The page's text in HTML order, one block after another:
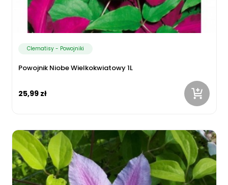
Clematisy - Powojniki
Powojnik Niobe Wielkokwiatowy 1L
25,99 zł